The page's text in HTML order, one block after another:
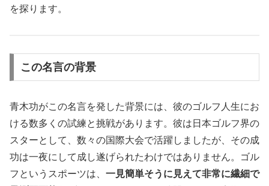
を探ります。
この名言の背景
青木功がこの名言を発した背景には、彼のゴルフ人生にお
ける数多くの試練と挑戦があります。彼は日本ゴルフ界の
スターとして、数々の国際大会で活躍しましたが、その成
功は一夜にして成し遂げられたわけではありません。ゴル
フというスポーツは、 一見簡単そうに見えて非常に繊細で